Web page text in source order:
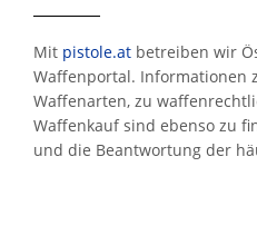
Mit pistole.at betreiben wir
Waffenportal. Informationen
Waffenarten, zu
Waffenkauf sind ebenso zu
und die Beantwortung der